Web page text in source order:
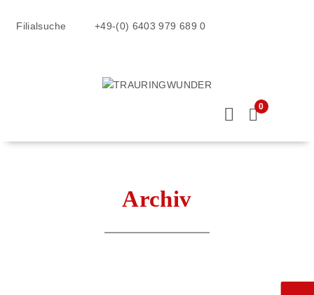
Filialsuche +49-(0) 6403 979 689 0
0
Archiv